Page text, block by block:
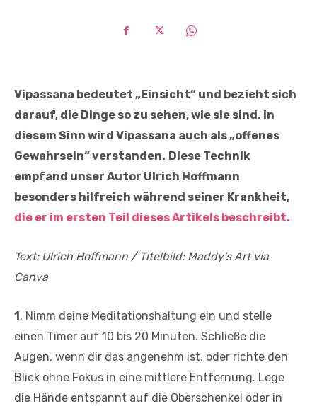
Vipassana bedeutet „Einsicht“ und bezieht sich
darauf, die Dinge so zu sehen, wie sie sind. In
diesem Sinn wird Vipassana auch als „offenes
Gewahrsein“ verstanden. Diese Technik
empfand unser Autor Ulrich Hoffmann
besonders hilfreich während seiner Krankheit,
die er im ersten Teil dieses Artikels beschreibt.
Text: Ulrich Hoffmann / Titelbild: Maddy’s Art via
Canva
1 . Nimm deine Meditationshaltung ein und stelle
einen Timer auf 10 bis 20 Minuten. Schließe die
Augen, wenn dir das angenehm ist, oder richte den
Blick ohne Fokus in eine mittlere Entfernung. Lege
die Hände entspannt auf die Oberschenkel oder in